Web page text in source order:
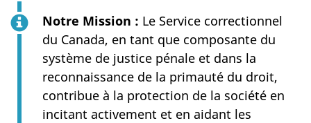
Notre Mission : Le Service correctionnel
du Canada, en tant que composante du
système de justice pénale et dans la
reconnaissance de la primauté du droit,
contribue à la protection de la société en
incitant activement et en aidant les